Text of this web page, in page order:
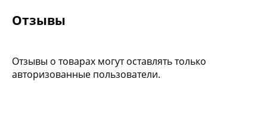
Отзывы
Отзывы о товарах могут оставлять только
авторизованные пользователи.